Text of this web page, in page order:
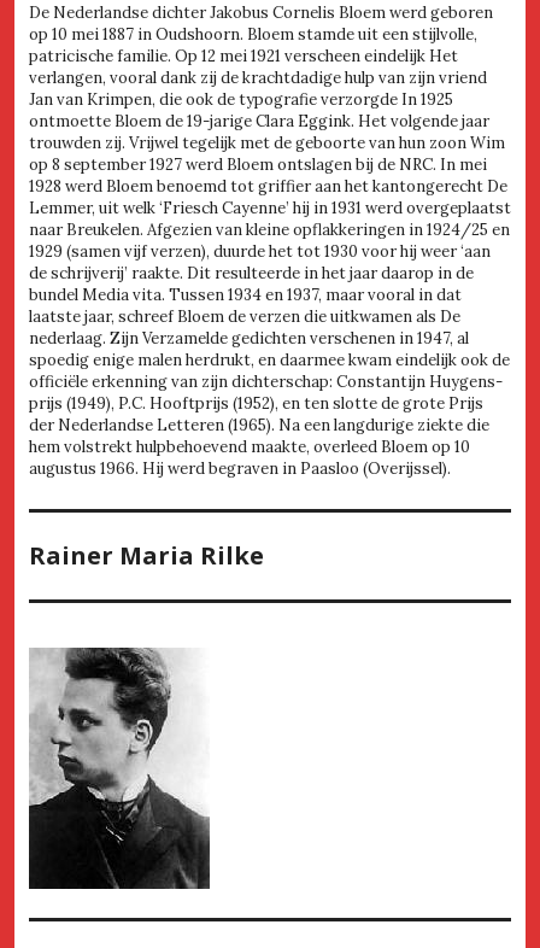
De Nederlandse dichter Jakobus Cornelis Bloem werd geboren
op 10 mei 1887 in Oudshoorn. Bloem stamde uit een stijlvolle,
patricische familie. Op 12 mei 1921 verscheen eindelijk Het
verlangen, vooral dank zij de krachtdadige hulp van zijn vriend
Jan van Krimpen, die ook de typografie verzorgde In 1925
ontmoette Bloem de 19-jarige Clara Eggink. Het volgende jaar
trouwden zij. Vrijwel tegelijk met de geboorte van hun zoon Wim
op 8 september 1927 werd Bloem ontslagen bij de NRC. In mei
1928 werd Bloem benoemd tot griffier aan het kantongerecht De
Lemmer, uit welk ‘Friesch Cayenne’ hij in 1931 werd overgeplaatst
naar Breukelen. Afgezien van kleine opflakkeringen in 1924/25 en
1929 (samen vijf verzen), duurde het tot 1930 voor hij weer ‘aan
de schrijverij’ raakte. Dit resulteerde in het jaar daarop in de
bundel Media vita. Tussen 1934 en 1937, maar vooral in dat
laatste jaar, schreef Bloem de verzen die uitkwamen als De
nederlaag. Zijn Verzamelde gedichten verschenen in 1947, al
spoedig enige malen herdrukt, en daarmee kwam eindelijk ook de
officiële erkenning van zijn dichterschap: Constantijn Huygens-
prijs (1949), P.C. Hooftprijs (1952), en ten slotte de grote Prijs
der Nederlandse Letteren (1965). Na een langdurige ziekte die
hem volstrekt hulpbehoevend maakte, overleed Bloem op 10
augustus 1966. Hij werd begraven in Paasloo (Overijssel).
Rainer Maria Rilke